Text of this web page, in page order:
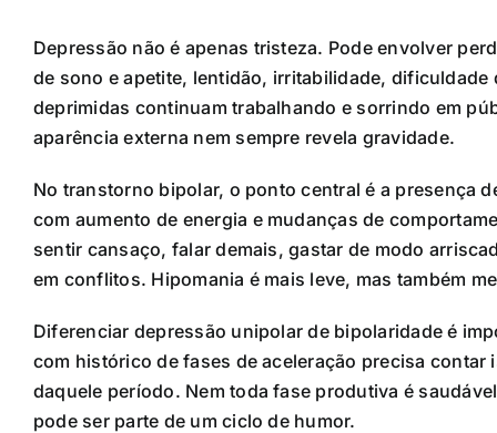
Depressão não é apenas tristeza. Pode envolver
de sono e apetite, lentidão, irritabilidade,
deprimidas continuam trabalhando e sorrindo em
aparência externa nem sempre revela gravidade.
No transtorno bipolar, o ponto central é a presença
com aumento de energia e mudanças de
sentir cansaço, falar demais, gastar de modo
em conflitos. Hipomania é mais leve, mas também
Diferenciar depressão unipolar de bipolaridade é
com histórico de fases de aceleração precisa
daquele período. Nem toda fase produtiva é
pode ser parte de um ciclo de humor.